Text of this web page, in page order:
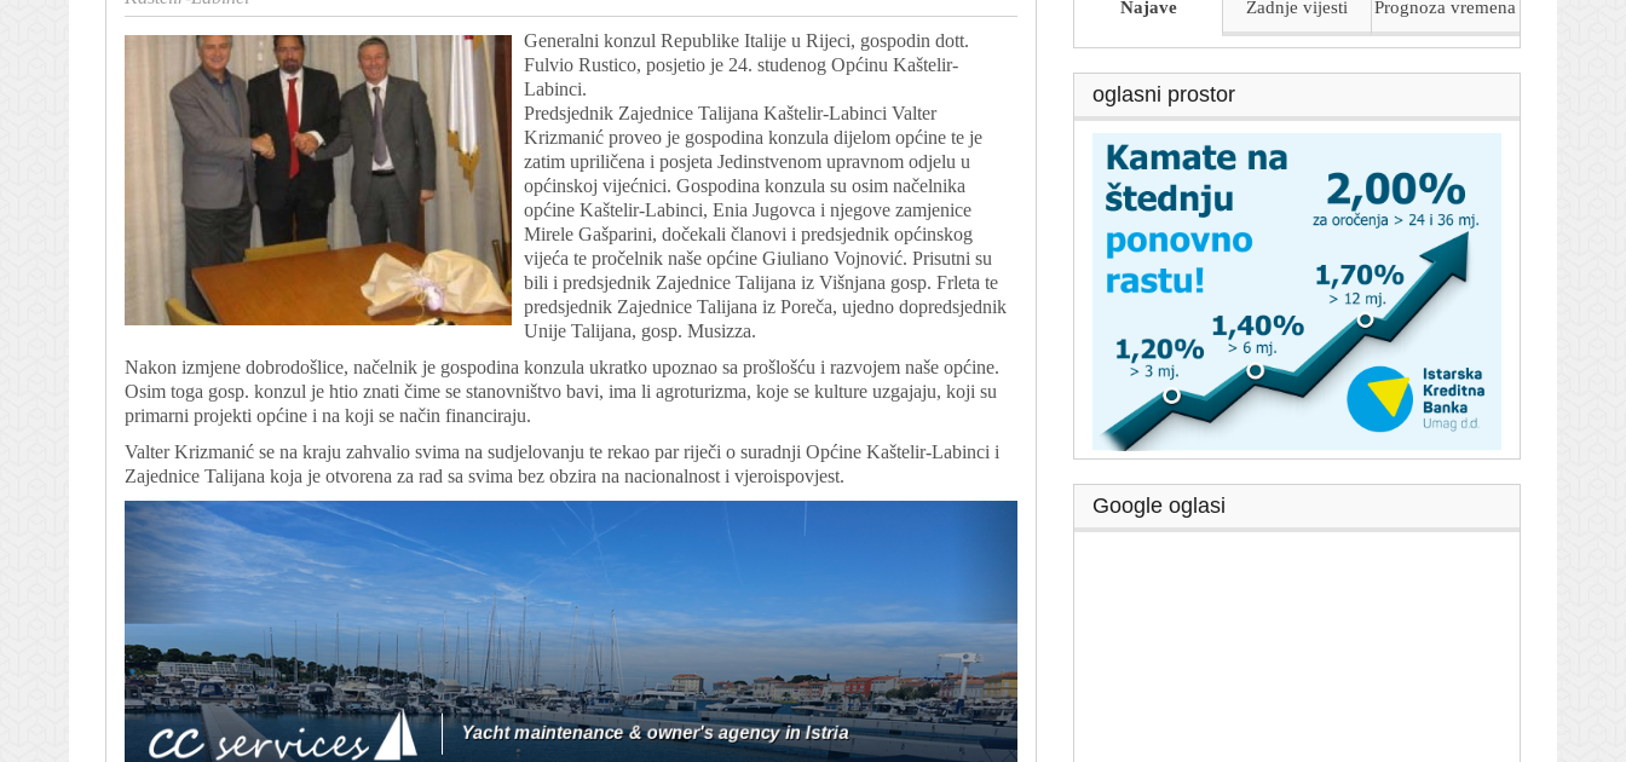
Generalni konzul Republike Italije u Rijeci, gospodin dott.
Fulvio Rustico, posjetio je 24. studenog Općinu Kaštelir-
Labinci.
Predsjednik Zajednice Talijana Kaštelir-Labinci Valter
Krizmanić proveo je gospodina konzula dijelom općine te je
zatim upriličena i posjeta Jedinstvenom upravnom odjelu u
općinskoj vijećnici. Gospodina konzula su osim načelnika
općine Kaštelir-Labinci, Enia Jugovca i njegove zamjenice
Mirele Gašparini, dočekali članovi i predsjednik općinskog
vijeća te pročelnik naše općine Giuliano Vojnović. Prisutni su
bili i predsjednik Zajednice Talijana iz Višnjana gosp. Frleta te
predsjednik Zajednice Talijana iz Poreča, ujedno dopredsjednik
Unije Talijana, gosp. Musizza.
Nakon izmjene dobrodošlice, načelnik je gospodina konzula ukratko upoznao sa prošlošću i razvojem naše općine.
Osim toga gosp. konzul je htio znati čime se stanovništvo bavi, ima li agroturizma, koje se kulture uzgajaju, koji su
primarni projekti općine i na koji se način financiraju.
Valter Krizmanić se na kraju zahvalio svima na sudjelovanju te rekao par riječi o suradnji Općine Kaštelir-Labinci i
Zajednice Talijana koja je otvorena za rad sa svima bez obzira na nacionalnost i vjeroispovjest.
Najave Zadnje vijesti Prognoza vremena
oglasni prostor
Google oglasi